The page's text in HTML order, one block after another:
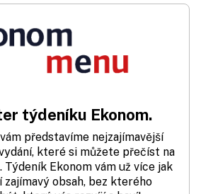
týdeníku Ekonom.
představíme nejzajímavější
které si můžete přečíst na
Týdeník Ekonom vám už více jak
obsah, bez kterého